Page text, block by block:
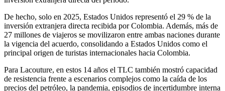
De hecho, solo en 2025, Estados Unidos representó el 29 % de la
inversión extranjera directa recibida por Colombia. Además, más de
27 millones de viajeros se movilizaron entre ambas naciones durante
la vigencia del acuerdo, consolidando a Estados Unidos como el
principal origen de turistas internacionales hacia Colombia.
Para Lacouture, en estos 14 años el TLC también mostró capacidad
de resistencia frente a escenarios complejos como la caída de los
precios del petróleo, la pandemia, episodios de incertidumbre interna